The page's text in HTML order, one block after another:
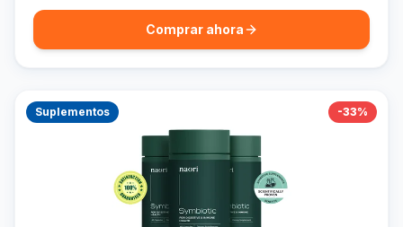
Comprar ahora
Suplementos -33%